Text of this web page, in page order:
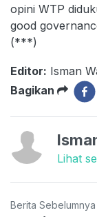
opini WTP
good
(***)
Editor: Isman
Bagikan
Lihat
Berita Sebelumnya